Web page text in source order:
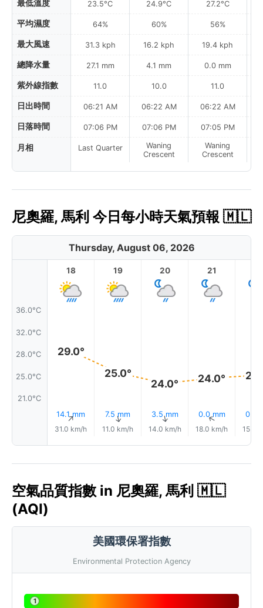
最低溫度
平均濕度
最大風速
總降水量
紫外線指數
日出時間
日落時間
月相
23.5°C
64%
31.3 kph
27.1 mm
11.0
06:21 AM
07:06 PM
Last Quarter
24.9°C
60%
16.2 kph
4.1 mm
10.0
06:22 AM
07:06 PM
Waning
Crescent
27.2°C
56%
19.4 kph
0.0 mm
11.0
06:22 AM
07:05 PM
Waning
Crescent
尼奧羅, 馬利 今日每小時天氣預報 🇲🇱
Thursday, August 06, 2026
36.0°C
32.0°C
28.0°C
25.0°C
21.0°C
18
29.0°
14.1 mm
↑
31.0 km/h
19
25.0°
7.5 mm
↑
11.0 km/h
20
24.0°
3.5 mm
↑
14.0 km/h
21
24.0°
0.0 mm
↑
18.0 km/h
0.9
15.0
空氣品質指數 in 尼奧羅, 馬利 🇲🇱
(AQI)
美國環保署指數
Environmental Protection Agency
1